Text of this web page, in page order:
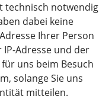
technisch notwendig
dabei keine
Ihrer Person
Adresse und der
uns beim Besuch
solange Sie uns
mitteilen.